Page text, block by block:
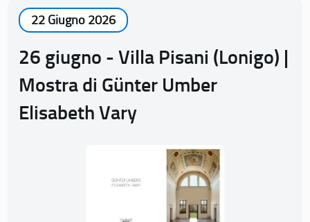
22 Giugno 2026
26 giugno - Villa Pisani (Lonigo) |
Mostra di Günter Umber
Elisabeth Vary